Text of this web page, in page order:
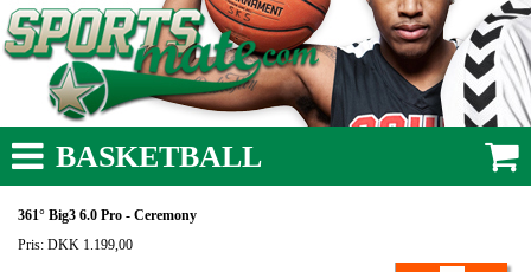
BASKETBALL
361° Big3 6.0 Pro - Ceremony
Pris: DKK 1.199,00